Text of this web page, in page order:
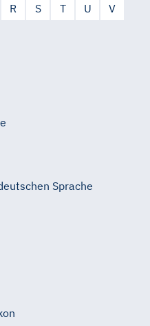
R S T U
V
Sprache